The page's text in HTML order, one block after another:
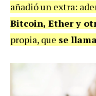
añadió un extra:
Bitcoin, Ether y
propia, que se